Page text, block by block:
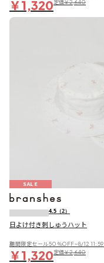
￥1,320定価￥2,640
SALE
4.5 （2）
日よけ付き刺しゅうハット
期間限定セール50％OFF~8/12 11:59
￥1,320定価￥2,640